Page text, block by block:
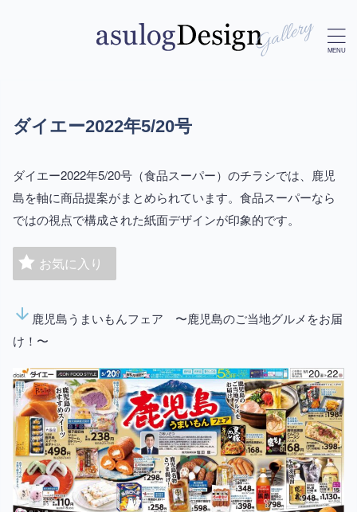
ダイエー2022年5/20号
ダイエー2022年5/20号（食品スーパー）のチラシでは、鹿児
島を軸に商品提案がまとめられています。食品スーパーなら
ではの視点で構成された紙面デザインが印象的です。
お気に入り
arrow_downward 鹿児島うまいもんフェア 〜鹿児島のご当地グルメをお届
け！〜